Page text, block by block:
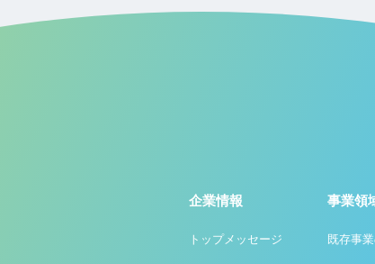
企業情報
トップメッセージ
事業領
既存事